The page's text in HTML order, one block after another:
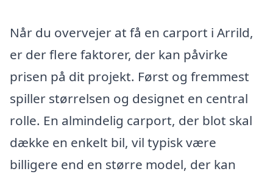
Når du overvejer at få en carport i Arrild,
er der flere faktorer, der kan påvirke
prisen på dit projekt. Først og fremmest
spiller størrelsen og designet en central
rolle. En almindelig carport, der blot skal
dække en enkelt bil, vil typisk være
billigere end en større model, der kan